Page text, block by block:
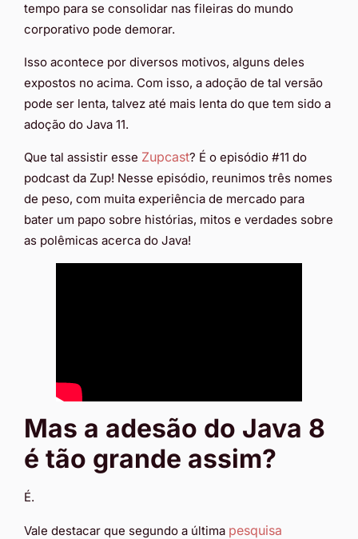
tempo para se consolidar nas fileiras do mundo
corporativo pode demorar.
Isso acontece por diversos motivos, alguns deles
expostos no acima. Com isso, a adoção de tal versão
pode ser lenta, talvez até mais lenta do que tem sido a
adoção do Java 11.
Que tal assistir esse Zupcast? É o episódio #11 do
podcast da Zup! Nesse episódio, reunimos três nomes
de peso, com muita experiência de mercado para
bater um papo sobre histórias, mitos e verdades sobre
as polêmicas acerca do Java!
Mas a adesão do Java 8
é tão grande assim?
É.
Vale destacar que segundo a última pesquisa